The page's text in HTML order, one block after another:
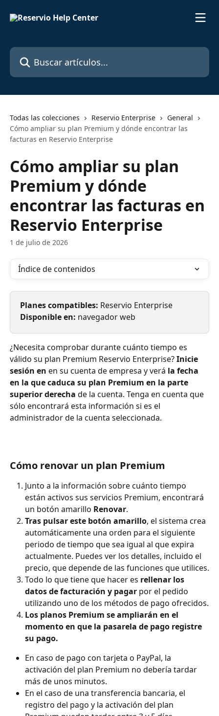
Buscar artículos...
Todas las colecciones Reservio Enterprise
General
Cómo ampliar su plan Premium y dónde encontrar las
facturas en Reservio Enterprise
Cómo ampliar su plan
Premium y dónde
encontrar las facturas en
Reservio Enterprise
1 de julio de 2026
Índice de contenidos
Planes compatibles: Reservio Enterprise
Disponible en: navegador web
¿Necesita comprobar durante cuánto tiempo es
válido su plan Premium Reservio Enterprise? Inicie
sesión en en su cuenta de empresa y verá la fecha
en la que caduca su plan Premium en la parte
superior derecha de la cuenta. Tenga en cuenta que
sólo encontrará esta información si es el
administrador de la cuenta seleccionada.
Cómo renovar un plan Premium
Junto a la información sobre cuánto tiempo
están activos sus servicios Premium, encontrará
un botón amarillo Renovar.
Tras pulsar este botón amarillo, el sistema crea
automáticamente una orden para el siguiente
periodo de tiempo que sea igual al que expira
actualmente. Puedes ver los detalles, incluido el
precio, que depende de las funciones que utilices.
Todo lo que tiene que hacer es rellenar los
datos de facturación y pagar por el pedido
utilizando uno de los métodos de pago ofrecidos.
Los planos Premium se ampliarán en el
momento en que la pasarela de pago registre
su pago.
En caso de pago con tarjeta o PayPal, la
activación del plan Premium no debería tardar
más de unos minutos.
En el caso de una transferencia bancaria, el
registro del pago y la activación del plan